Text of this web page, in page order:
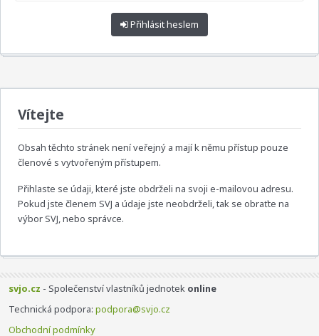
Přihlásit heslem
Vítejte
Obsah těchto stránek není veřejný a mají k němu přístup pouze
členové s vytvořeným přístupem.
Přihlaste se údaji, které jste obdrželi na svoji e-mailovou adresu.
Pokud jste členem SVJ a údaje jste neobdrželi, tak se obraťte na
výbor SVJ, nebo správce.
svjo.cz - Společenství vlastníků jednotek online
Technická podpora: podpora@svjo.cz
Obchodní podmínky